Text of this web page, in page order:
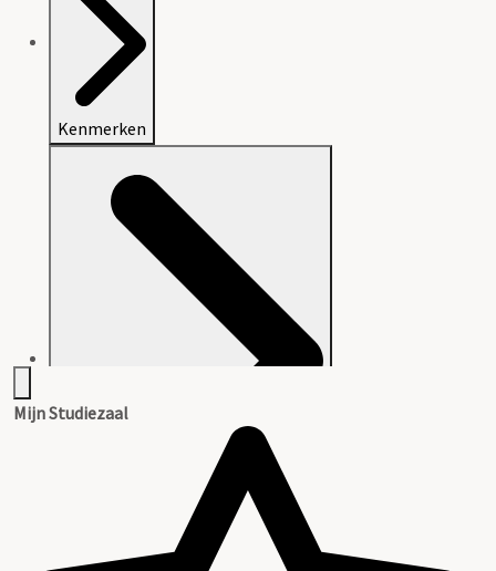
Kenmerken
Mijn Studiezaal